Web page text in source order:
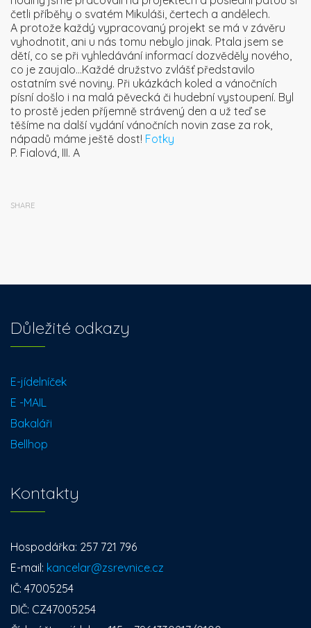
četli příběhy o svatém Mikuláši, čertech a andělech.
A protože každý vypracovaný projekt se má v závěru
vyhodnotit, ani u nás tomu nebylo jinak. Ptala jsem se
dětí, co se při vyhledávání informací dozvěděly nového,
co je zaujalo…Každé družstvo zvlášť představilo
ostatním své noviny. Při ukázkách koled a vánočních
písní došlo i na malá pěvecká či hudební vystoupení. Byl
to prostě jeden příjemně strávený den a už teď se
těšíme na další vydání vánočních novin zase za rok,
nápadů máme ještě dost! Fotky
P. Fialová, III. A
SHARE
Důležité odkazy
E-jídelníček
E -MAIL
Bakaláři
Bellhop
Kontakty
Hospodářka: 257 721 796
E-mail: kancelar@zsrevnice.cz
IČ: 47005254
DIČ: CZ47005254